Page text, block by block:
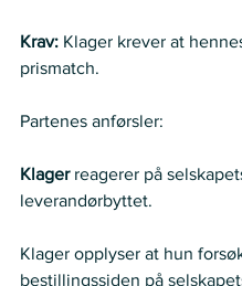
Krav: Klager krever at
prismatch.
Partenes anførsler:
Klager reagerer på
leverandørbyttet.
Klager opplyser at hun
bestillingssiden på